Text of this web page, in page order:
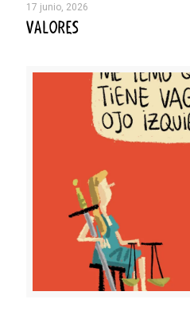
17 junio, 2026
VALORES